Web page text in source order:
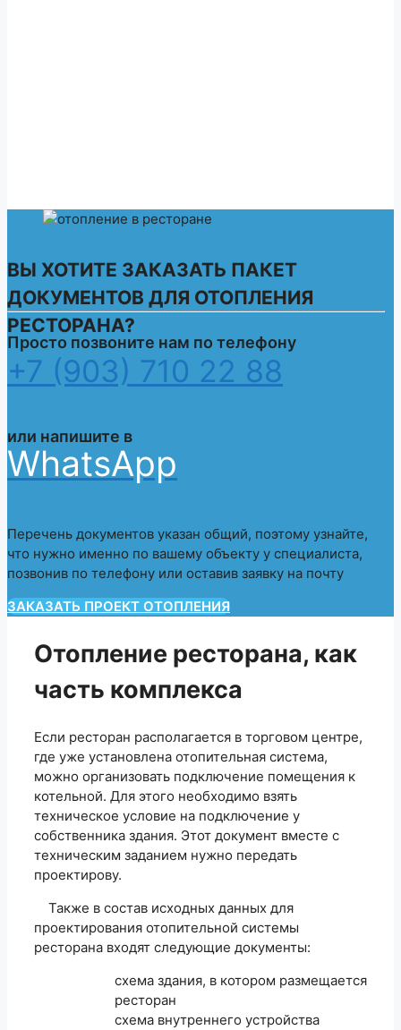
ВЫ ХОТИТЕ ЗАКАЗАТЬ ПАКЕТ
ДОКУМЕНТОВ ДЛЯ ОТОПЛЕНИЯ
РЕСТОРАНА?
Просто позвоните нам по телефону
+7 (903) 710 22 88
или напишите в
WhatsApp
Перечень документов указан общий, поэтому узнайте,
что нужно именно по вашему объекту у специалиста,
позвонив по телефону или оставив заявку на почту
ЗАКАЗАТЬ ПРОЕКТ ОТОПЛЕНИЯ
Отопление ресторана, как
часть комплекса
Если ресторан располагается в торговом центре,
где уже установлена отопительная система,
можно организовать подключение помещения к
котельной. Для этого необходимо взять
техническое условие на подключение у
собственника здания. Этот документ вместе с
техническим заданием нужно передать
проектирову.
Также в состав исходных данных для
проектирования отопительной системы
ресторана входят следующие документы:
схема здания, в котором размещается
ресторан
схема внутреннего устройства